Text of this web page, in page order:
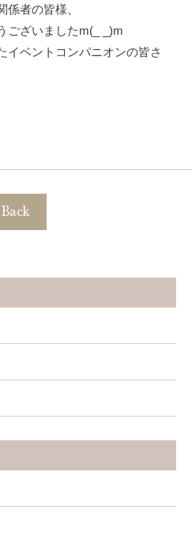
係者の皆様、
ございましたm(_ _)m
イベントコンパニオンの皆さ
Back